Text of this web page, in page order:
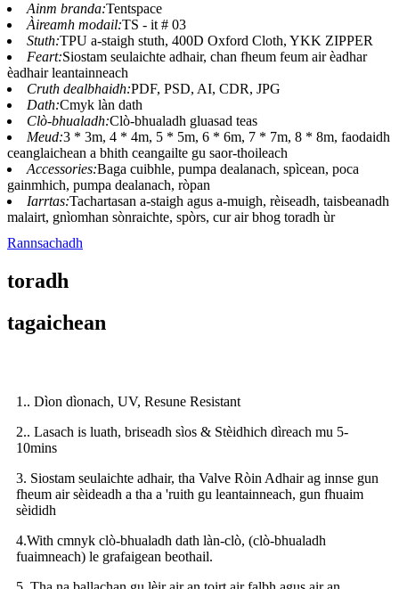
Ainm branda:Tentspace
Àireamh modail:TS - it # 03
Stuth:TPU a-staigh stuth, 400D Oxford Cloth, YKK ZIPPER
Feart:Siostam seulaichte adhair, chan fheum feum air èadhar
èadhair leantainneach
Cruth dealbhaidh:PDF, PSD, AI, CDR, JPG
Dath:Cmyk làn dath
Clò-bhualadh:Clò-bhualadh gluasad teas
Meud:3 * 3m, 4 * 4m, 5 * 5m, 6 * 6m, 7 * 7m, 8 * 8m, faodaidh
ceanglaichean a bhith ceangailte gu saor-thoileach
Accessories:Baga cuibhle, pumpa dealanach, spìcean, poca
gainmhich, pumpa dealanach, ròpan
Iarrtas:Tachartasan a-staigh agus a-muigh, rèiseadh, taisbeanadh
malairt, gnìomhan sònraichte, spòrs, cur air bhog toradh ùr
Rannsachadh
toradh
tagaichean
1.. Dìon dìonach, UV, Resune Resistant
2.. Lasach is luath, briseadh sìos & Stèidhich dìreach mu 5-
10mins
3. Siostam seulaichte adhair, tha Valve Ròin Adhair ag innse gun
fheum air sèideadh a tha a 'ruith gu leantainneach, gun fhuaim
sèididh
4.With cmnyk clò-bhualadh dath làn-clò, (clò-bhualadh
fuaimneach) le grafaigean beothail.